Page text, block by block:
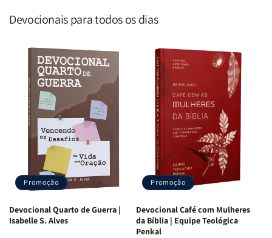
Devocionais para todos os dias
Promoção
Devocional Quarto de Guerra |
Isabelle S. Alves
Promoção
Devocional Café com Mulheres
da Bíblia | Equipe Teológica
Penkal